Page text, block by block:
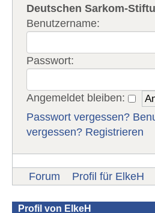
Deutschen Sarkom-
Benutzername:
Passwort:
Angemeldet bleiben:
Passwort vergessen?
vergessen? Registrieren
Forum Profil für ElkeH
Profil von ElkeH